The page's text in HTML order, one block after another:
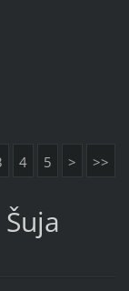
4 5 > >>